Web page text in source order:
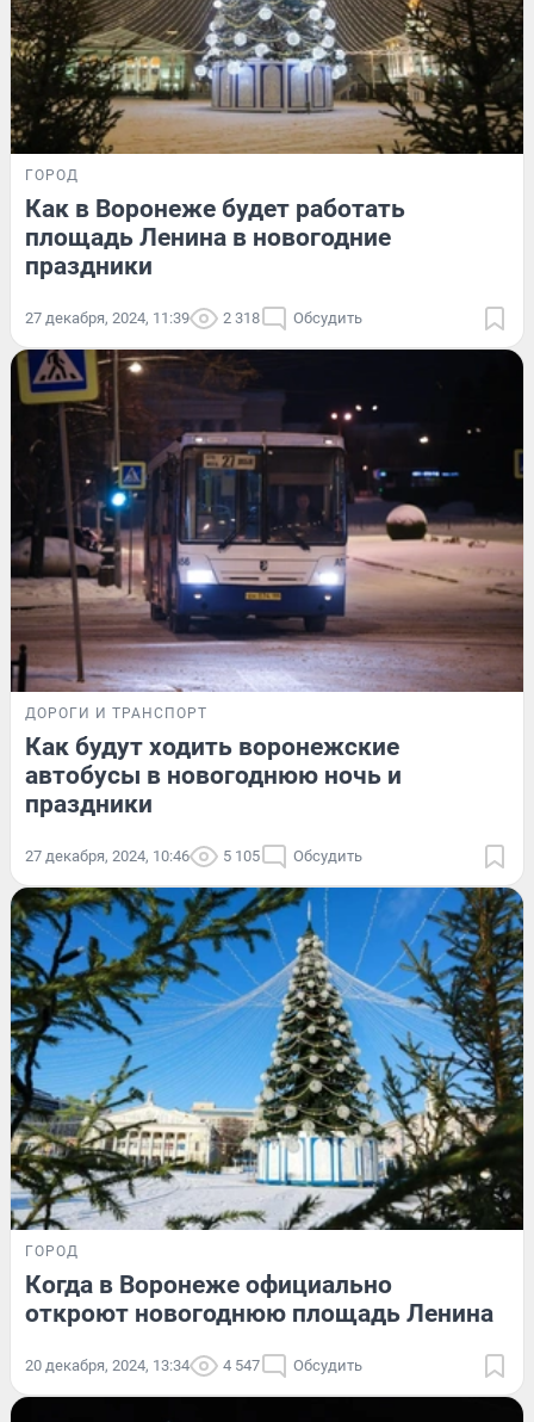
ГОРОД
Как в Воронеже будет работать
площадь Ленина в новогодние
праздники
27 декабря, 2024, 11:39 2 318 Обсудить
ДОРОГИ И ТРАНСПОРТ
Как будут ходить воронежские
автобусы в новогоднюю ночь и
праздники
27 декабря, 2024, 10:46 5 105 Обсудить
ГОРОД
Когда в Воронеже официально
откроют новогоднюю площадь Ленина
20 декабря, 2024, 13:34 4 547 Обсудить